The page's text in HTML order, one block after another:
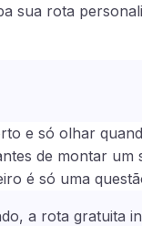
sua rota
e só olhar
de montar um
é só uma
a rota gratuita